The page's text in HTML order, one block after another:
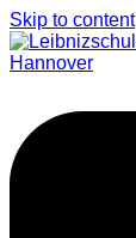
Skip to content